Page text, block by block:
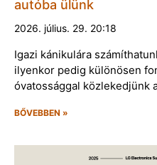
autóba ülünk
2026. július. 29. 20:18
Igazi kánikulára
ilyenkor pedig különösen
óvatossággal közlekedjünk
BŐVEBBEN »